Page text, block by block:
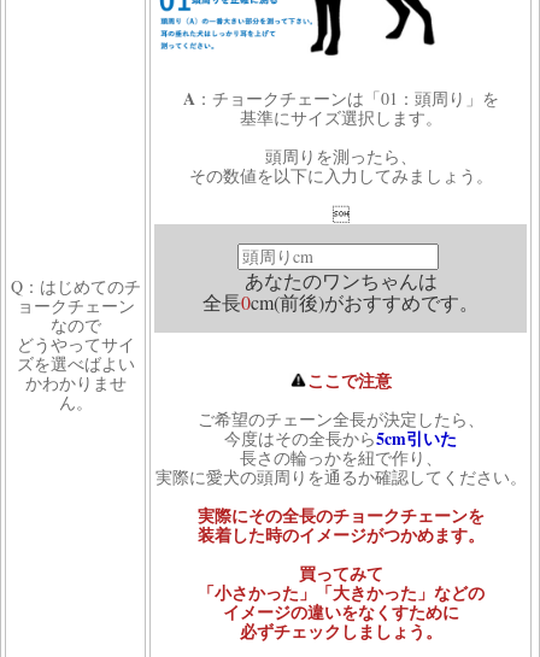
Q：はじめてのチ
ョークチェーン
なので
どうやってサイ
ズを選べばよい
かわかりませ
ん。
A：チョークチェーンは「01：頭周り」を
基準にサイズ選択します。
頭周りを測ったら、
その数値を以下に入力してみましょう。

あなたのワンちゃんは
全長0cm(前後)がおすすめです。
ここで注意
ご希望のチェーン全長が決定したら、
今度はその全長から5cm引いた
長さの輪っかを紐で作り、
実際に愛犬の頭周りを通るか確認してください。
実際にその全長のチョークチェーンを
装着した時のイメージがつかめます。
買ってみて
「小さかった」「大きかった」などの
イメージの違いをなくすために
必ずチェックしましょう。